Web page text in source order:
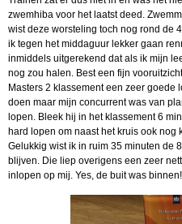
zwemhiba voor het laatst deed.
wist deze worsteling toch nog rond de
ik tegen het middaguur lekker gaan
inmiddels uitgerekend dat als ik mijn
nog zou halen. Best een fijn
Masters 2 klassement een zeer goede
doen maar mijn concurrent was van
lopen. Bleek hij in het klassement 6
hard lopen om naast het kruis ook nog
Gelukkig wist ik in ruim 35 minuten de
blijven. Die liep overigens een zeer
inlopen op mij. Yes, de buit was binnen!